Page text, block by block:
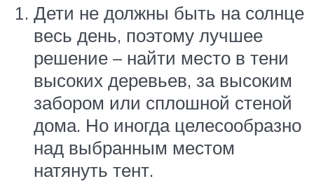
Дети не должны быть на солнце
весь день, поэтому лучшее
решение – найти место в тени
высоких деревьев, за высоким
забором или сплошной стеной
дома. Но иногда целесообразно
над выбранным местом
натянуть тент.